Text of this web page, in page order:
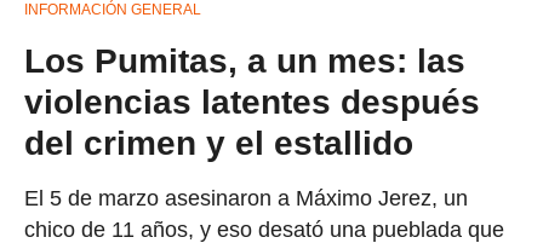
INFORMACIÓN GENERAL
Los Pumitas, a un mes: las
violencias latentes después
del crimen y el estallido
El 5 de marzo asesinaron a Máximo Jerez, un
chico de 11 años, y eso desató una pueblada que